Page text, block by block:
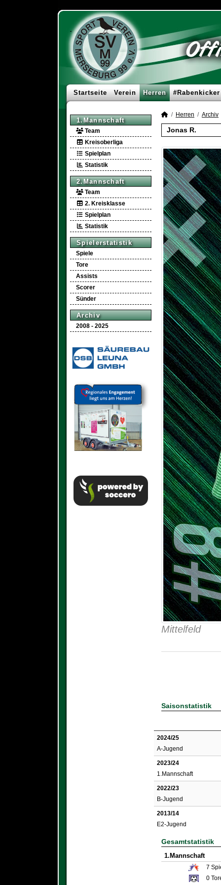
Startseite Verein Herren #Rabenkicker
1.Mannschaft
Team
Kreisoberliga
Spielplan
Statistik
2.Mannschaft
Team
2. Kreisklasse
Spielplan
Statistik
Spielerstatistik
Spiele
Tore
Assists
Scorer
Sünder
Archiv
2008 - 2025
Herren Archiv
Jonas R.
Mittelfeld
Saisonstatistik
2024/25
A-Jugend
2023/24
1.Mannschaft
2022/23
B-Jugend
2013/14
E2-Jugend
Gesamtstatistik
1.Mannschaft
7
0